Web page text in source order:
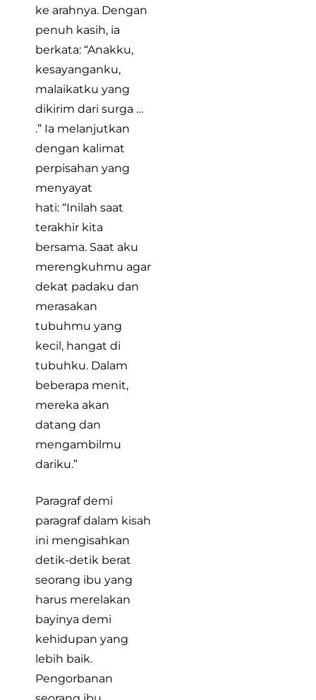
ke arahnya. Dengan
penuh kasih, ia
berkata: “Anakku,
kesayanganku,
malaikatku yang
dikirim dari surga …
.” Ia melanjutkan
dengan kalimat
perpisahan yang
menyayat
hati: “Inilah saat
terakhir kita
bersama. Saat aku
merengkuhmu agar
dekat padaku dan
merasakan
tubuhmu yang
kecil, hangat di
tubuhku. Dalam
beberapa menit,
mereka akan
datang dan
mengambilmu
dariku.”
Paragraf demi
paragraf dalam kisah
ini mengisahkan
detik-detik berat
seorang ibu yang
harus merelakan
bayinya demi
kehidupan yang
lebih baik.
Pengorbanan